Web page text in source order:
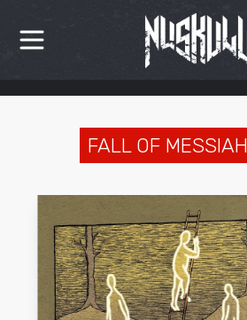
HÍREK
KRITIKÁK
INTERJÚK
PREMIEREK
KULT
FALL OF MESSIAH